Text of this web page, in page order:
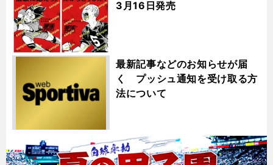
3月16日発売
最新記事などのお知らせが届
く プッシュ通知を受け取る方
法について